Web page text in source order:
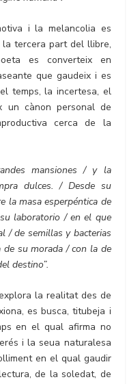
i la melancolia es
tercera part del llibre,
es converteix en
que gaudeix i es
temps, la incertesa, el
un cànon personal de
cerca de la
mansiones / y la
dulces. / Desde su
la masa esperpéntica de
laboratorio / en el que
/ de semillas y bacterias
de su morada / con la de
destino”.
la realitat des de
es busca, titubeja i
en el qual afirma no
i la seua naturalesa
en el qual gaudir
de la soledat, de